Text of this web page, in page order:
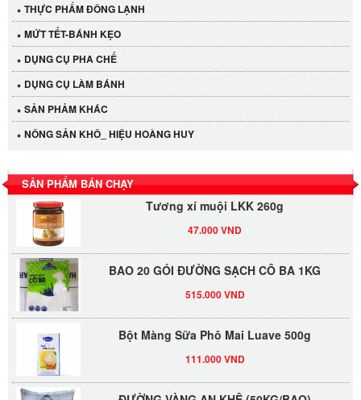
THỰC PHẨM ĐÔNG LẠNH
MỨT TẾT-BÁNH KẸO
DỤNG CỤ PHA CHẾ
DỤNG CỤ LÀM BÁNH
SẢN PHẢM KHÁC
NÔNG SẢN KHÔ_ HIỆU HOÀNG HUY
SẢN PHẨM BÁN CHẠY
Cần Tây Đà Lạt
40.000 VND
LỐC 12 HỦ Tương xí muội LKK 260g
Tương xí muội LKK 260g
BAO 20 GÓI ĐƯỜNG SẠCH CÔ BA 1KG
ĐƯỜNG VÀNG AN KHÊ (50KG/BAO)